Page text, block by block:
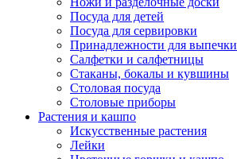
Посуда для детей
Посуда для сервировки
Принадлежности для выпечки
Салфетки и салфетницы
Стаканы, бокалы и кувшины
Столовая посуда
Столовые приборы
Растения и кашпо
Искусственные растения
Лейки